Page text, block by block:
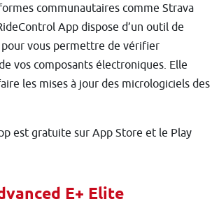
communautaires comme Strava
App dispose d’un outil de
vous permettre de vérifier
vos composants électroniques. Elle
les mises à jour des micrologiciels des
est gratuite sur App Store et le Play
E+ Elite